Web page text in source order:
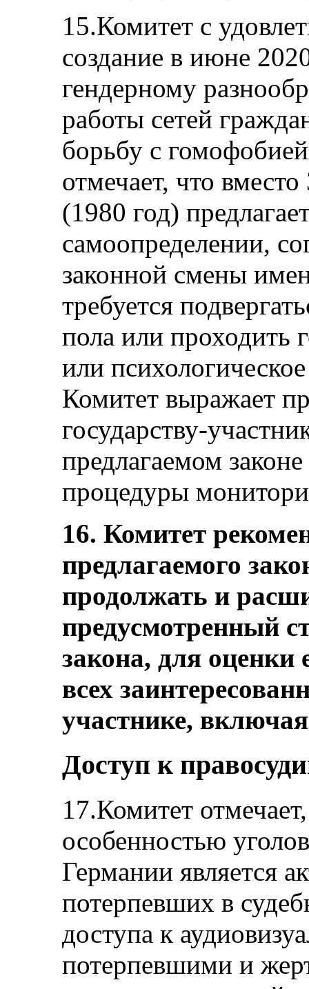
15.Комитет с
создание в июне
гендерному
работы сетей
борьбу с
отмечает, что
(1980 год)
самоопределении,
законной смены
требуется
пола или проходить
или
Комитет выражает
государству-
предлагаемом
процедуры
16. Комитет
предлагаемого
продолжать и
предусмотренный
закона, для оценки
всех
участнике,
Доступ к
17.Комитет
особенностью
Германии является
потерпевших в
доступа к
потерпевшими и